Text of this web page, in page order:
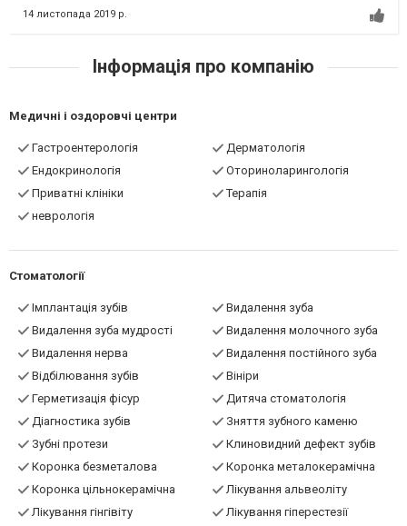
14 листопада 2019 р.
Інформація про компанію
Медичні і оздоровчі центри
Гастроентерологія
Дерматологія
Ендокринологія
Оториноларингологія
Приватні клініки
Терапія
неврологія
Стоматології
Імплантація зубів
Видалення зуба
Видалення зуба мудрості
Видалення молочного зуба
Видалення нерва
Видалення постійного зуба
Відбілювання зубів
Вініри
Герметизація фісур
Дитяча стоматологія
Діагностика зубів
Зняття зубного каменю
Зубні протези
Клиновидний дефект зубів
Коронка безметалова
Коронка металокерамічна
Коронка цільнокерамічна
Лікування альвеоліту
Лікування гінгівіту
Лікування гіперестезії